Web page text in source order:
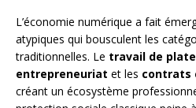
L’économie numérique a fait
atypiques qui bousculent les
traditionnelles. Le travail de
entrepreneuriat et les contrats
créant un écosystème